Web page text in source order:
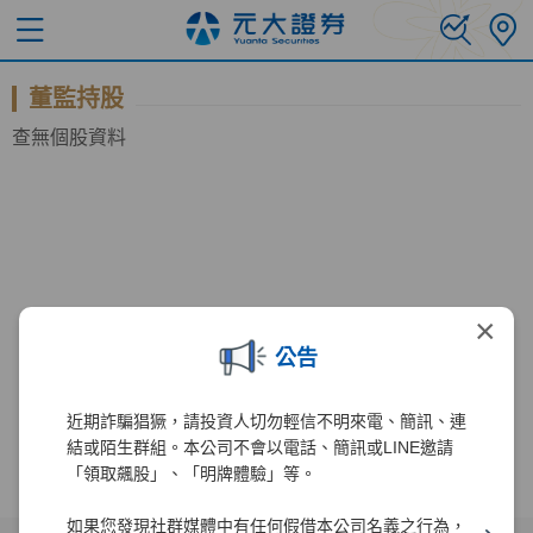
×
公告
近期詐騙猖獗，請投資人切勿輕信不明來電、簡訊、連
結或陌生群組。本公司不會以電話、簡訊或LINE邀請
「領取飆股」、「明牌體驗」等。
如果您發現社群媒體中有任何假借本公司名義之行為，
董監持股
查無個股資料